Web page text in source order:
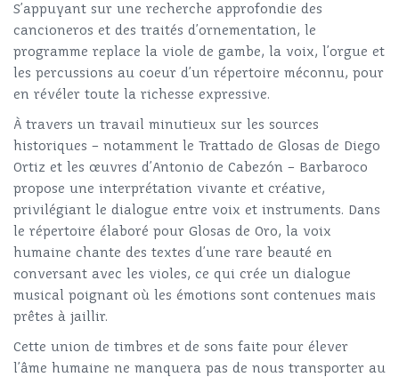
S’appuyant sur une recherche approfondie des
cancioneros et des traités d’ornementation, le
programme replace la viole de gambe, la voix, l’orgue et
les percussions au coeur d’un répertoire méconnu, pour
en révéler toute la richesse expressive.
À travers un travail minutieux sur les sources
historiques – notamment le Trattado de Glosas de Diego
Ortiz et les œuvres d’Antonio de Cabezón – Barbaroco
propose une interprétation vivante et créative,
privilégiant le dialogue entre voix et instruments. Dans
le répertoire élaboré pour Glosas de Oro, la voix
humaine chante des textes d’une rare beauté en
conversant avec les violes, ce qui crée un dialogue
musical poignant où les émotions sont contenues mais
prêtes à jaillir.
Cette union de timbres et de sons faite pour élever
l’âme humaine ne manquera pas de nous transporter au